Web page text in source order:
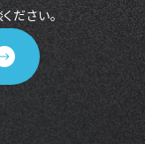
ださい。